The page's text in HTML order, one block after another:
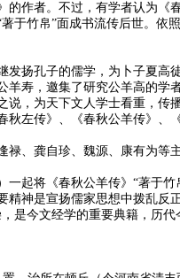
的作者。不过，有学者认为
于竹帛”面成书流传后世。
发扬孔子的儒学，为卜子夏
羊寿，邀集了研究公羊高的
说，为天下文人学士看重，
秋左传》、《春秋公羊传》
、龚自珍、魏源、康有为
起将《春秋公羊传》“著于
精神是宣扬儒家思想中拨乱
是今文经学的重要典籍，历